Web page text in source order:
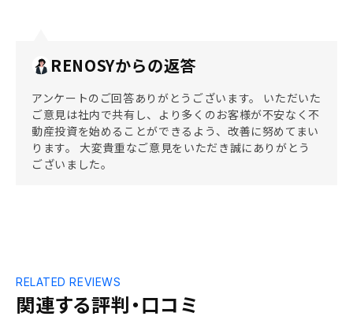
RENOSYからの返答
アンケートのご回答ありがとうございます。 いただいた
ご意見は社内で共有し、より多くのお客様が不安なく不
動産投資を始めることができるよう、改善に努めてまい
ります。 大変貴重なご意見をいただき誠にありがとう
ございました。
関連する評判・口コミ
RELATED REVIEWS